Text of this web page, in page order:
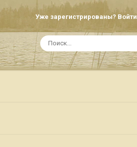
Уже зарегистрированы? Войти